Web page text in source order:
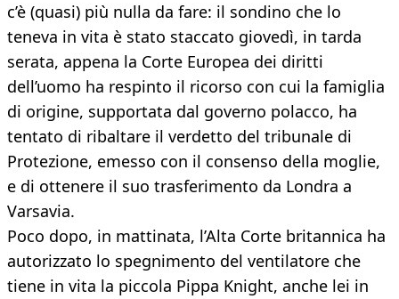
c’è (quasi) più nulla da fare: il sondino che lo
teneva in vita è stato staccato giovedì, in tarda
serata, appena la Corte Europea dei diritti
dell’uomo ha respinto il ricorso con cui la famiglia
di origine, supportata dal governo polacco, ha
tentato di ribaltare il verdetto del tribunale di
Protezione, emesso con il consenso della moglie,
e di ottenere il suo trasferimento da Londra a
Varsavia.
Poco dopo, in mattinata, l’Alta Corte britannica ha
autorizzato lo spegnimento del ventilatore che
tiene in vita la piccola Pippa Knight, anche lei in